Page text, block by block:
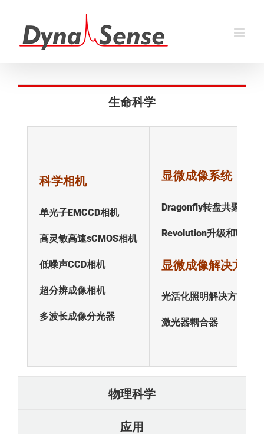
生命科学
科学相机
单光子EMCCD相机
高灵敏高速sCMOS相机
低噪声CCD相机
超分辨成像相机
多波长成像分光器
显微成像系统
Dragonfly转盘共聚焦成
Revolution升级和
显微成像解决方案
光活化照明解决方案
激光器耦合器
物理科学
应用